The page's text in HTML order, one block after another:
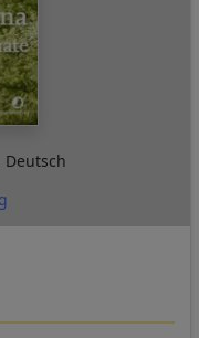
Deutsch